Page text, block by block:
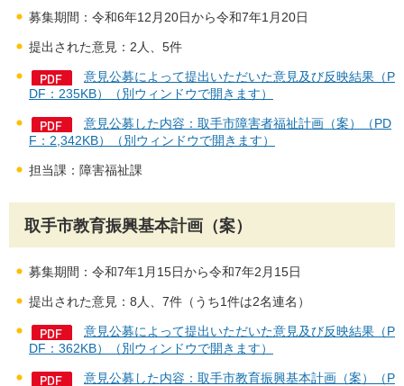
募集期間：令和6年12月20日から令和7年1月20日
提出された意見：2人、5件
意見公募によって提出いただいた意見及び反映結果（P
DF：235KB）（別ウィンドウで開きます）
意見公募した内容：取手市障害者福祉計画（案）（PD
F：2,342KB）（別ウィンドウで開きます）
担当課：障害福祉課
取手市教育振興基本計画（案）
募集期間：令和7年1月15日から令和7年2月15日
提出された意見：8人、7件（うち1件は2名連名）
意見公募によって提出いただいた意見及び反映結果（P
DF：362KB）（別ウィンドウで開きます）
意見公募した内容：取手市教育振興基本計画（案）（P